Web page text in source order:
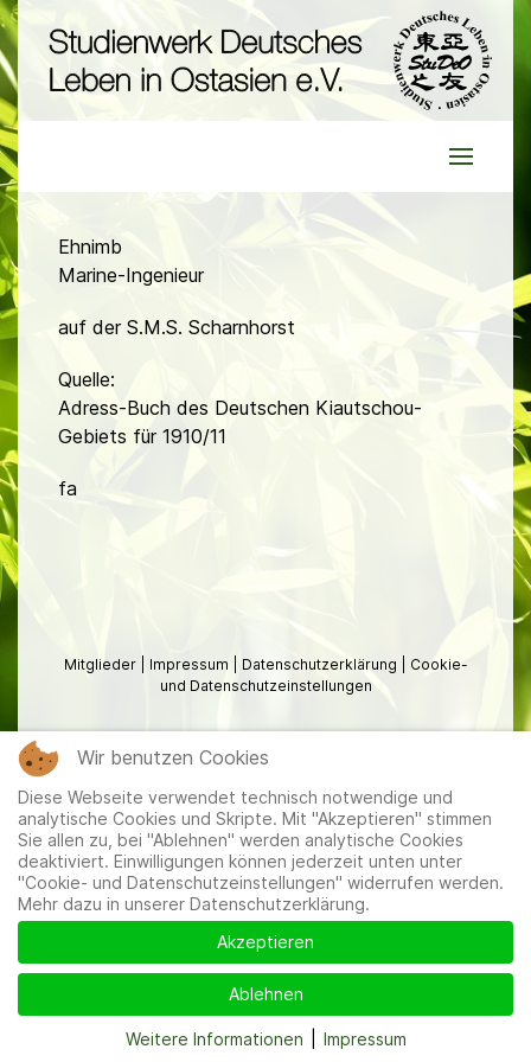
Ehnimb
Marine-Ingenieur
auf der S.M.S. Scharnhorst
Quelle:
Adress-Buch des Deutschen Kiautschou-
Gebiets für 1910/11
fa
Mitglieder Impressum Datenschutzerklärung
Cookie-
und Datenschutzeinstellungen
Wir benutzen Cookies
Diese Webseite verwendet technisch notwendige und
analytische Cookies und Skripte. Mit "Akzeptieren" stimmen
Sie allen zu, bei "Ablehnen" werden analytische Cookies
deaktiviert. Einwilligungen können jederzeit unten unter
"Cookie- und Datenschutzeinstellungen" widerrufen werden.
Mehr dazu in unserer Datenschutzerklärung.
Akzeptieren
Ablehnen
Weitere Informationen Impressum